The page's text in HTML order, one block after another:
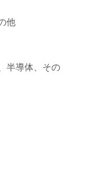
他
半導体、その